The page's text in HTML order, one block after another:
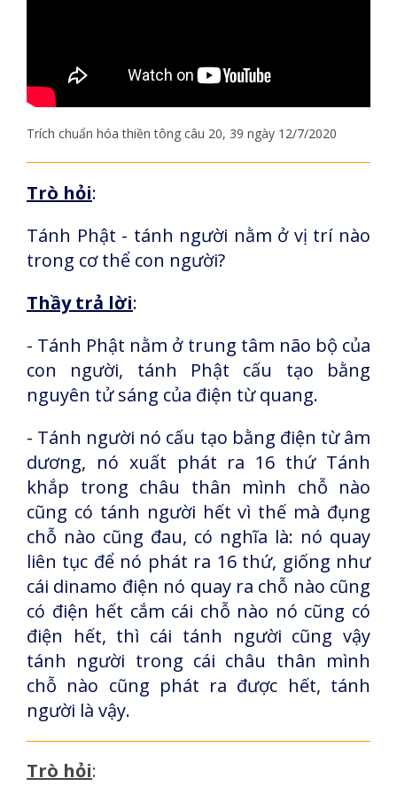
Trích chuẩn hóa thiền tông câu 20, 39 ngày 12/7/2020
Trò hỏi:
Tánh Phật - tánh người nằm ở vị trí nào
trong cơ thể con người?
Thầy trả lời:
- Tánh Phật nằm ở trung tâm não bộ của
con người, tánh Phật cấu tạo bằng
nguyên tử sáng của điện từ quang.
- Tánh người nó cấu tạo bằng điện từ âm
dương, nó xuất phát ra 16 thứ Tánh
khắp trong châu thân mình chỗ nào
cũng có tánh người hết vì thế mà đụng
chỗ nào cũng đau, có nghĩa là: nó quay
liên tục để nó phát ra 16 thứ, giống như
cái dinamo điện nó quay ra chỗ nào cũng
có điện hết cắm cái chỗ nào nó cũng có
điện hết, thì cái tánh người cũng vậy
tánh người trong cái châu thân mình
chỗ nào cũng phát ra được hết, tánh
người là vậy.
Trò hỏi: